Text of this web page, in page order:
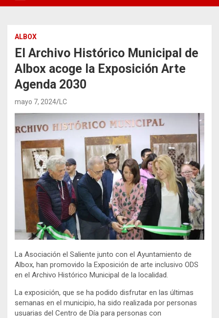
ALBOX
El Archivo Histórico Municipal de
Albox acoge la Exposición Arte
Agenda 2030
mayo 7, 2024 LC
La Asociación el Saliente junto con el Ayuntamiento de
Albox, han promovido la Exposición de arte inclusivo ODS
en el Archivo Histórico Municipal de la localidad.
La exposición, que se ha podido disfrutar en las últimas
semanas en el municipio, ha sido realizada por personas
usuarias del Centro de Día para personas con